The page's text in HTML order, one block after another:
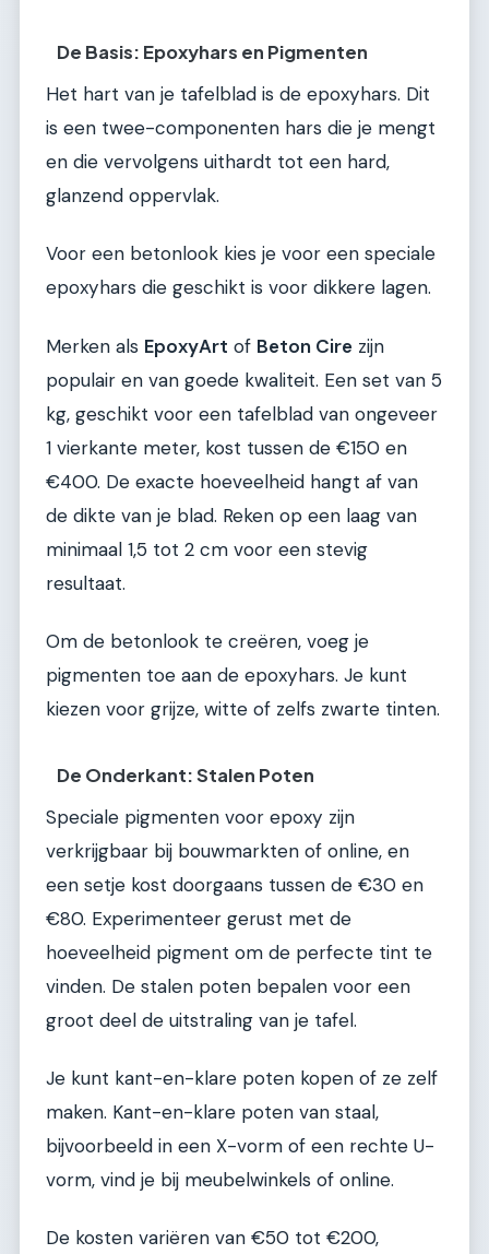
De Basis: Epoxyhars en Pigmenten
Het hart van je tafelblad is de epoxyhars. Dit
is een twee-componenten hars die je mengt
en die vervolgens uithardt tot een hard,
glanzend oppervlak.
Voor een betonlook kies je voor een speciale
epoxyhars die geschikt is voor dikkere lagen.
Merken als EpoxyArt of Beton Cire zijn
populair en van goede kwaliteit. Een set van 5
kg, geschikt voor een tafelblad van ongeveer
1 vierkante meter, kost tussen de €150 en
€400. De exacte hoeveelheid hangt af van
de dikte van je blad. Reken op een laag van
minimaal 1,5 tot 2 cm voor een stevig
resultaat.
Om de betonlook te creëren, voeg je
pigmenten toe aan de epoxyhars. Je kunt
kiezen voor grijze, witte of zelfs zwarte tinten.
De Onderkant: Stalen Poten
Speciale pigmenten voor epoxy zijn
verkrijgbaar bij bouwmarkten of online, en
een setje kost doorgaans tussen de €30 en
€80. Experimenteer gerust met de
hoeveelheid pigment om de perfecte tint te
vinden. De stalen poten bepalen voor een
groot deel de uitstraling van je tafel.
Je kunt kant-en-klare poten kopen of ze zelf
maken. Kant-en-klare poten van staal,
bijvoorbeeld in een X-vorm of een rechte U-
vorm, vind je bij meubelwinkels of online.
De kosten variëren van €50 tot €200,